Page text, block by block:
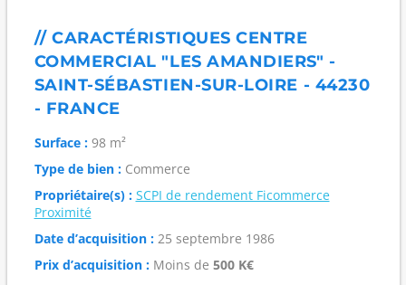
// CARACTÉRISTIQUES CENTRE
COMMERCIAL "LES AMANDIERS" -
SAINT-SÉBASTIEN-SUR-LOIRE - 44230
- FRANCE
Surface :98 m²
Type de bien :Commerce
Propriétaire(s) : SCPI de rendement Ficommerce
Proximité
Date d’acquisition :25 septembre 1986
Prix d’acquisition :Moins de 500 K€